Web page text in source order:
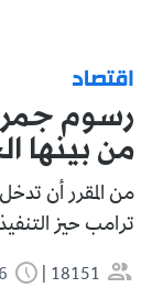
اقتصاد
من بينها
من المقرر أن
ترامب حيز
18151